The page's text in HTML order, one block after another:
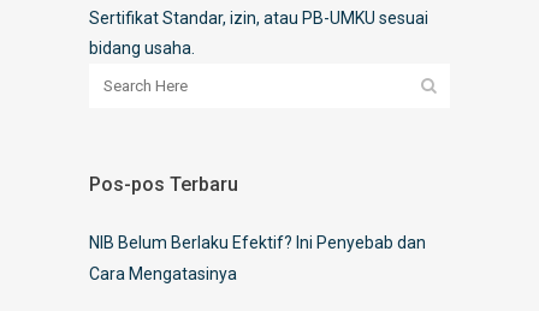
Sertifikat Standar, izin, atau PB-UMKU sesuai
bidang usaha.
Pos-pos Terbaru
NIB Belum Berlaku Efektif? Ini Penyebab dan
Cara Mengatasinya